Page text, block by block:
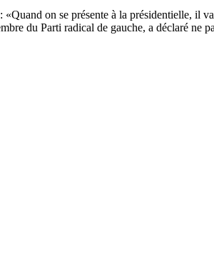
du Parti radical de gauche, a déclaré ne